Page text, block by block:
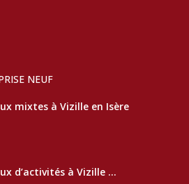
NEUF
mixtes à Vizille en Isère
d’activités à Vizille ...